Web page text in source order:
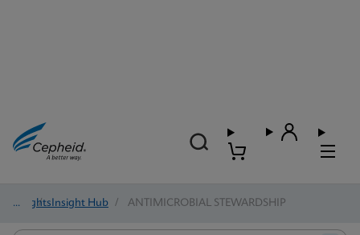
Insights
/ Insight Hub / ANTIMICROBIAL STEWARDSHIP